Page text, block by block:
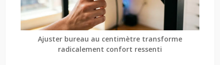
Ajuster bureau au centimètre transforme
radicalement confort ressenti